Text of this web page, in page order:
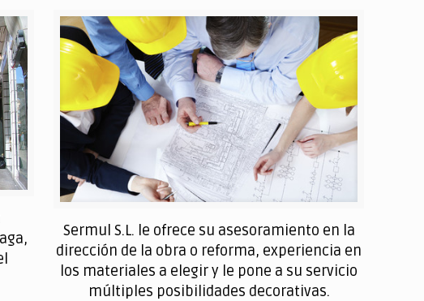
Sermul S.L. le ofrece su asesoramiento en la
dirección de la obra o reforma, experiencia en
los materiales a elegir y le pone a su servicio
múltiples posibilidades decorativas.